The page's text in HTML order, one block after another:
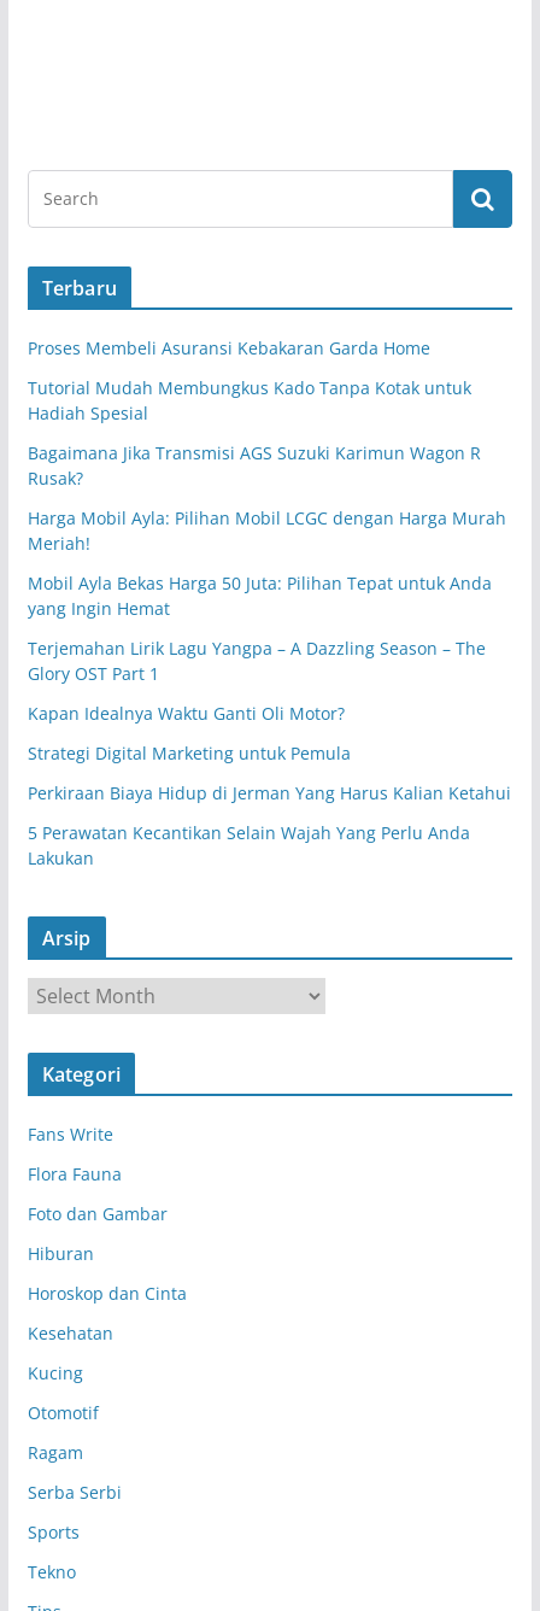
Terbaru
Proses Membeli Asuransi Kebakaran Garda Home
Tutorial Mudah Membungkus Kado Tanpa Kotak untuk
Hadiah Spesial
Bagaimana Jika Transmisi AGS Suzuki Karimun Wagon R
Rusak?
Harga Mobil Ayla: Pilihan Mobil LCGC dengan Harga Murah
Meriah!
Mobil Ayla Bekas Harga 50 Juta: Pilihan Tepat untuk Anda
yang Ingin Hemat
Terjemahan Lirik Lagu Yangpa – A Dazzling Season – The
Glory OST Part 1
Kapan Idealnya Waktu Ganti Oli Motor?
Strategi Digital Marketing untuk Pemula
Perkiraan Biaya Hidup di Jerman Yang Harus Kalian Ketahui
5 Perawatan Kecantikan Selain Wajah Yang Perlu Anda
Lakukan
Arsip
r
s
Kategori
Fans Write
Flora Fauna
Foto dan Gambar
Hiburan
Horoskop dan Cinta
Kesehatan
Kucing
Otomotif
Ragam
Serba Serbi
Sports
Tekno